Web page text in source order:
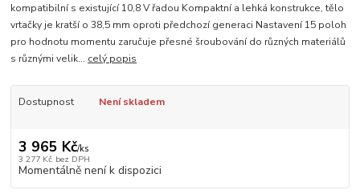
kompatibilní s existující 10,8 V řadou Kompaktní a lehká konstrukce, tělo
vrtačky je kratší o 38,5 mm oproti předchozí generaci Nastavení 15 poloh
pro hodnotu momentu zaručuje přesné šroubování do různých materiálů
s různými velik... celý popis
Dostupnost Není skladem
3 965 Kč/ks
3 277 Kč bez DPH
Momentálně není k dispozici